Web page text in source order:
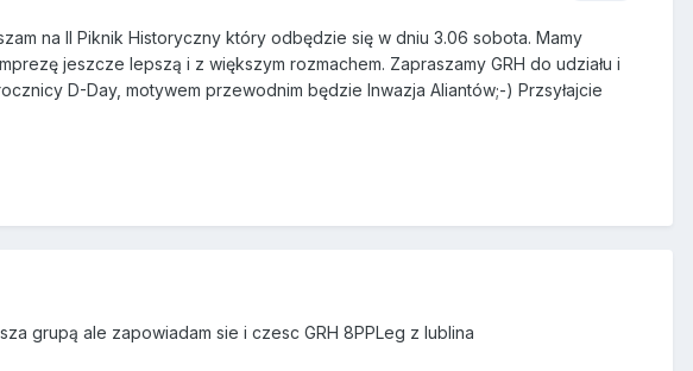
na II Piknik Historyczny który odbędzie się w dniu 3.06 sobota. Mamy
jeszcze lepszą i z większym rozmachem. Zapraszamy GRH do udziału i
D-Day, motywem przewodnim będzie Inwazja Aliantów;-) Przsyłajcie
grupą ale zapowiadam sie i czesc GRH 8PPLeg z lublina